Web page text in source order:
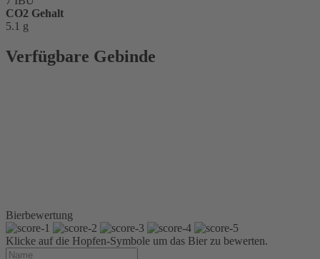
CO2 Gehalt
5.1 g
Verfügbare Gebinde
Bierbewertung
Klicke auf die Hopfen-Symbole um das Bier zu bewerten.